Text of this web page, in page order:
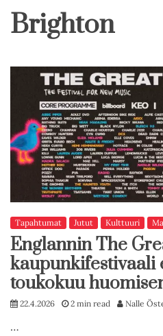
Brighton
Tapahtumat Jutut Kulttuuri
Englannin The
kaupunkifestivaali
toukokuu
22.4.2026 2 min read Nalle
…